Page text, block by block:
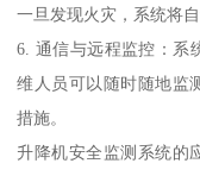
一旦发现火灾，系统将
6. 通信与远程监控：系
维人员可以随时随地监
措施。
升降机安全监测系统的